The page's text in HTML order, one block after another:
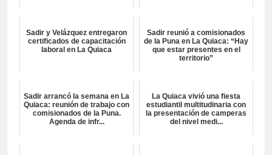
Sadir y Velázquez entregaron
certificados de capacitación
laboral en La Quiaca
Sadir reunió a comisionados
de la Puna en La Quiaca: “Hay
que estar presentes en el
territorio”
Sadir arrancó la semana en La
Quiaca: reunión de trabajo con
comisionados de la Puna.
Agenda de infr...
La Quiaca vivió una fiesta
estudiantil multitudinaria con
la presentación de camperas
del nivel medi...